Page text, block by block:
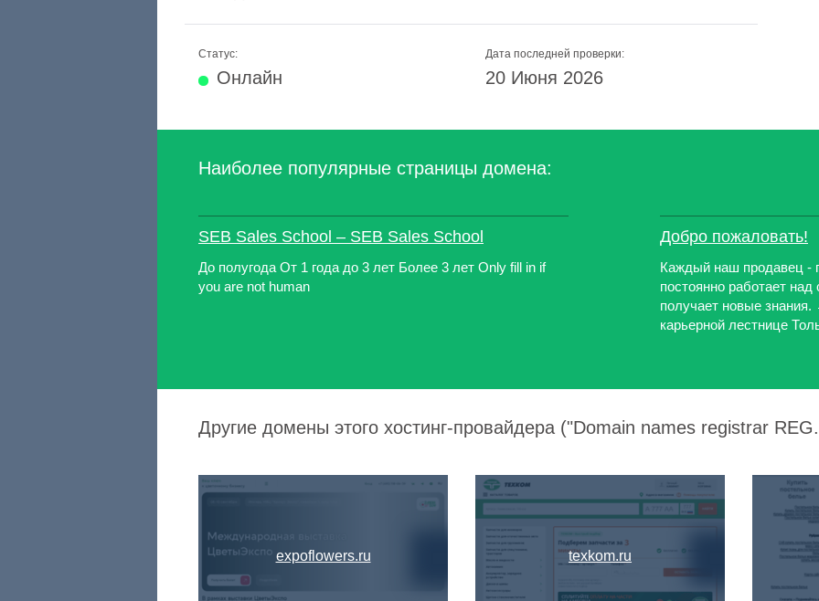
Статус:
Онлайн
Дата последней проверки:
20 Июня 2026
Наиболее популярные страницы домена:
SEB Sales School – SEB Sales School
До полугода От 1 года до 3 лет Более 3 лет Only fill in if
you are not human
Добро пожаловать!
Каждый наш продавец -
постоянно работает
получает новые
карьерной лестнице
Другие домены этого хостинг-провайдера ("Domain names registrar
expoflowers.ru texkom.ru